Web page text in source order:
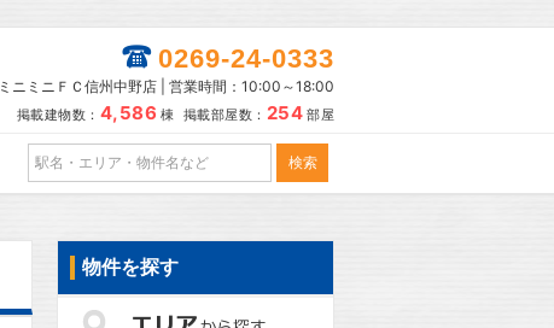
0269-24-0333
ミニミニＦＣ信州中野店 | 営業時間：10:00～18:00
掲載建物数： 4,586 棟 掲載部屋数： 254 部屋
物件を探す